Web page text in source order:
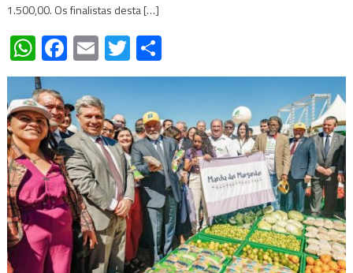
1.500,00. Os finalistas desta […]
WhatsApp
Facebook
EmailTwitter